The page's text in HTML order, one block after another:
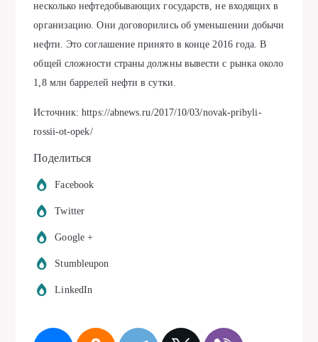
несколько нефтедобывающих государств, не входящих в
организацию. Они договорились об уменьшении добычи
нефти. Это соглашение принято в конце 2016 года. В
общей сложности страны должны вывести с рынка около
1,8 млн баррелей нефти в сутки.
Источник: https://abnews.ru/2017/10/03/novak-pribyli-
rossii-ot-opek/
Поделиться
Facebook
Twitter
Google +
Stumbleupon
LinkedIn